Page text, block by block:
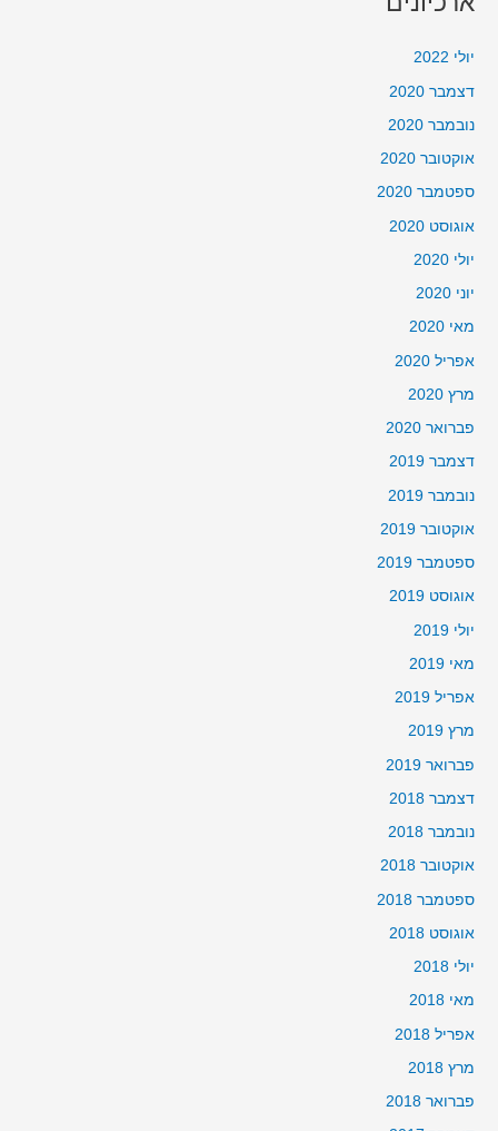
יולי 2022
דצמבר 2020
נובמבר 2020
אוקטובר 2020
ספטמבר 2020
אוגוסט 2020
יולי 2020
יוני 2020
מאי 2020
אפריל 2020
מרץ 2020
פברואר 2020
דצמבר 2019
נובמבר 2019
אוקטובר 2019
ספטמבר 2019
אוגוסט 2019
יולי 2019
מאי 2019
אפריל 2019
מרץ 2019
פברואר 2019
דצמבר 2018
נובמבר 2018
אוקטובר 2018
ספטמבר 2018
אוגוסט 2018
יולי 2018
מאי 2018
אפריל 2018
מרץ 2018
פברואר 2018